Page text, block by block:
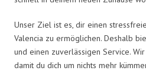
Unser Ziel ist es, dir einen
Valencia zu ermöglichen. Deshalb
und einen zuverlässigen Service.
damit du dich um nichts mehr